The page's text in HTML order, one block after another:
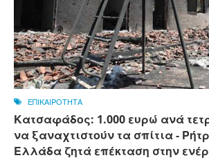
ΕΠΙΚΑΙΡΟΤΗΤΑ
Κατσαφάδος: 1.000 ευρώ ανά
να ξαναχτιστούν τα σπίτια -
Ελλάδα ζητά επέκταση στην